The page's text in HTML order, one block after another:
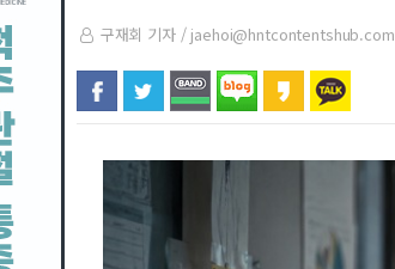
구재회 기자 / jaehoi@hntcontentshub.com